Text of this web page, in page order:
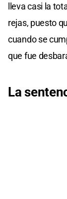
lleva casi la
rejas, puesto
cuando se
que fue
La